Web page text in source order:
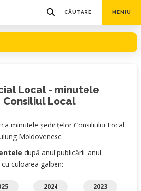
CĂUTARE MENIU
Local - minutele
Local
minutele ședințelor Consiliului Local
Moldovenesc.
după anul publicării; anul
culoarea galben:
2024 2023